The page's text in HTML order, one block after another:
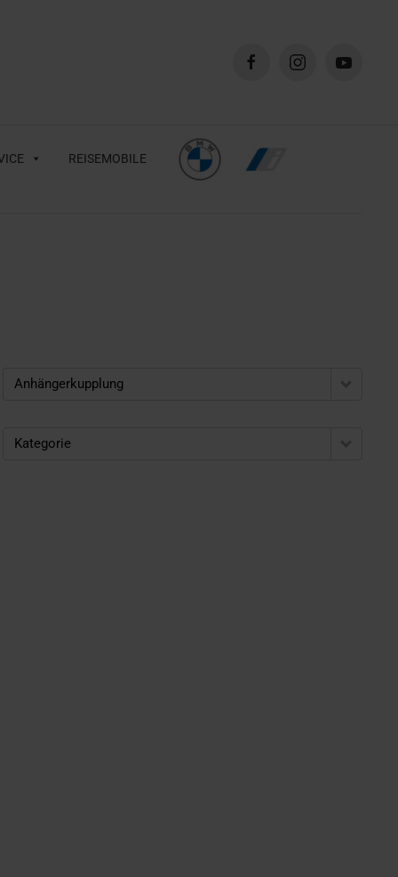
REISEMOBILE
Anhängerkupplung
Kategorie